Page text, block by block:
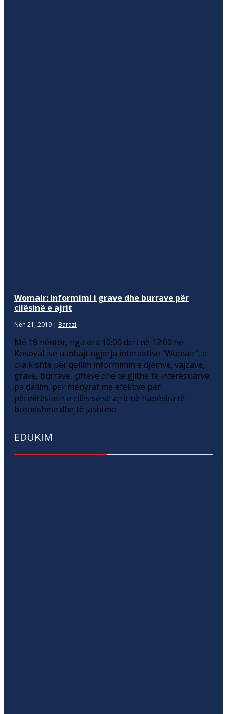
Womair: Informimi i grave dhe burrave për
cilësinë e ajrit
Nën 21, 2019 | Barazi
Më 19 nëntor, nga ora 10:00 deri në 12:00 në
KosovaLive u mbajt ngjarja interaktive “Womair”, e
cila kishte për qëllim informimin e djemve, vajzave,
grave, burrave, çifteve dhe të gjithë të interesuarve,
pa dallim, për mënyrat më efektive për
përmirësimin e cilësisë së ajrit në hapësira të
brendshme dhe të jashtme.
EDUKIM